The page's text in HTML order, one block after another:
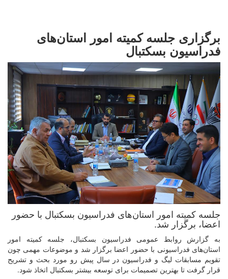
برگزاری جلسه کمیته امور استان‌های
فدراسیون بسکتبال
جلسه کمیته امور استان‌های فدراسیون بسکتبال با حضور
اعضا، برگزار شد.
به گزارش روابط عمومی فدراسیون بسکتبال، جلسه کمیته امور
استان‌های فدراسیونی با حضور اعضا برگزار شد و موضوعات مهمی چون
تقویم مسابقات لیگ و فدراسیون در سال پیش رو مورد بحث و تشریح
قرار گرفت تا بهترین تصمیمات برای توسعه بیشتر بسکتبال اتخاذ شود.